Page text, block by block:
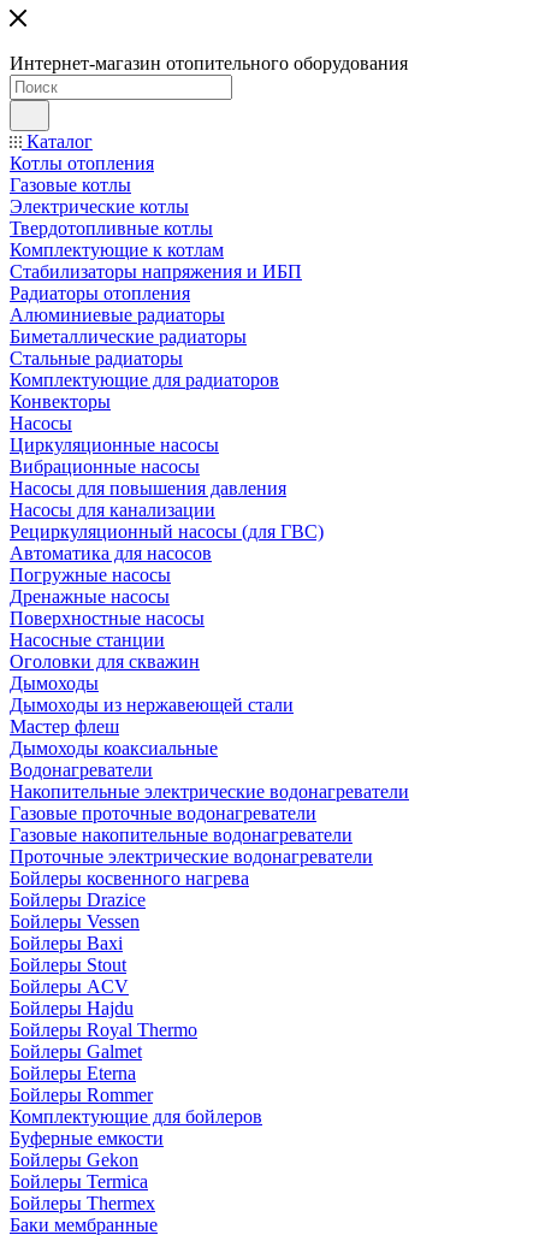
Интернет-магазин отопительного оборудования
Каталог
Котлы отопления
Газовые котлы
Электрические котлы
Твердотопливные котлы
Комплектующие к котлам
Стабилизаторы напряжения и ИБП
Радиаторы отопления
Алюминиевые радиаторы
Биметаллические радиаторы
Стальные радиаторы
Комплектующие для радиаторов
Конвекторы
Насосы
Циркуляционные насосы
Вибрационные насосы
Насосы для повышения давления
Насосы для канализации
Рециркуляционный насосы (для ГВС)
Автоматика для насосов
Погружные насосы
Дренажные насосы
Поверхностные насосы
Насосные станции
Оголовки для скважин
Дымоходы
Дымоходы из нержавеющей стали
Мастер флеш
Дымоходы коаксиальные
Водонагреватели
Накопительные электрические водонагреватели
Газовые проточные водонагреватели
Газовые накопительные водонагреватели
Проточные электрические водонагреватели
Бойлеры косвенного нагрева
Бойлеры Drazice
Бойлеры Vessen
Бойлеры Baxi
Бойлеры Stout
Бойлеры ACV
Бойлеры Hajdu
Бойлеры Royal Thermo
Бойлеры Galmet
Бойлеры Eterna
Бойлеры Rommer
Комплектующие для бойлеров
Буферные емкости
Бойлеры Gekon
Бойлеры Termica
Бойлеры Thermex
Баки мембранные